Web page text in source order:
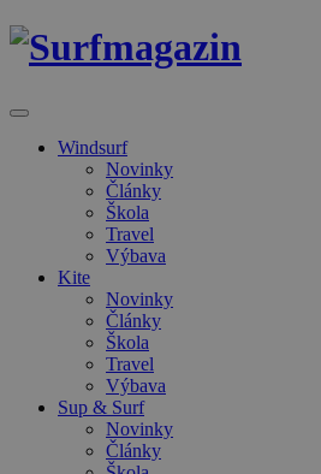
Windsurf
Novinky
Články
Škola
Travel
Výbava
Kite
Novinky
Články
Škola
Travel
Výbava
Sup & Surf
Novinky
Články